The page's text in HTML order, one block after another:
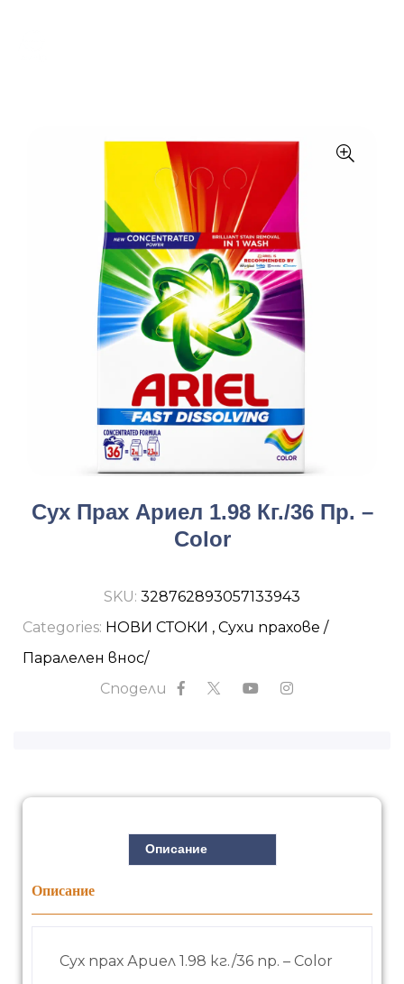
Сух Прах Ариел 1.98 Кг./36 Пр. –
Color
SKU: 328762893057133943
Categories: НОВИ СТОКИ , Сухи прахове /
Паралелен внос/
Сподели
Описание
Описание
Сух прах Ариел 1.98 кг./36 пр. – Color